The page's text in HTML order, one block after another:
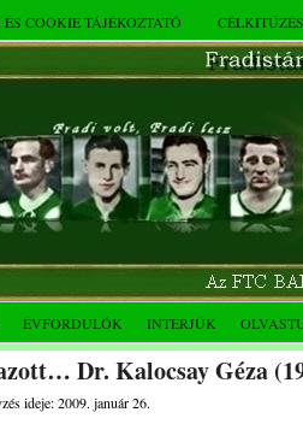
COOKIE TÁJÉKOZTATÓ
ÉVFORDULÓK INTERJÚK
Dr. Kalocsay Géza
ideje: 2009. január 26.